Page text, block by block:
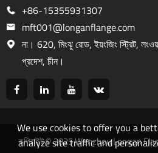
+86-15355931307
mft001@longanflange.com
না। 620, মিংঝু রোড, ইয়ংজিং স্ট্রিট,
প্রদেশ, চীন।
কপিরাইট © 2025 Wenzhou Longan
We use cookies to offer you a
analyze site traffic and